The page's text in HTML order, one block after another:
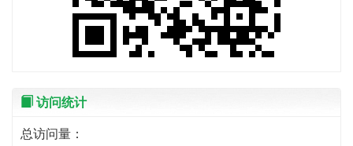
访问统计
总访问量：